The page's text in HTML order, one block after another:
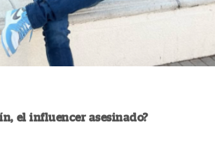
el influencer asesinado?